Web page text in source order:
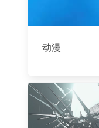
动漫